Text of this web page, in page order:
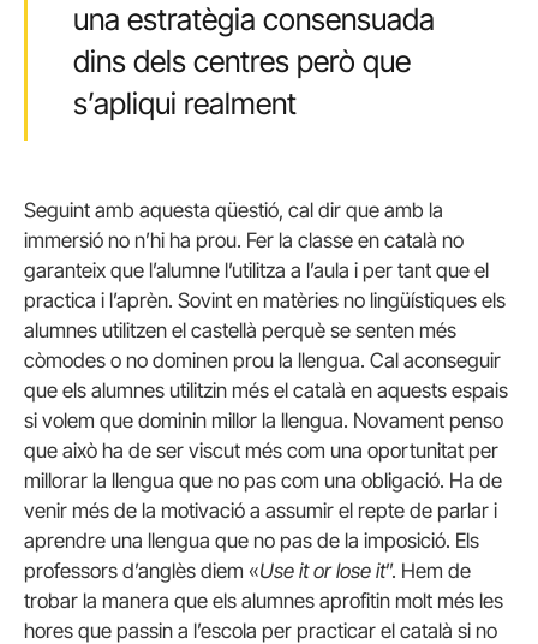
una estratègia consensuada
dins dels centres però que
s’apliqui realment
Seguint amb aquesta qüestió, cal dir que amb la
immersió no n’hi ha prou. Fer la classe en català no
garanteix que l’alumne l’utilitza a l’aula i per tant que el
practica i l’aprèn. Sovint en matèries no lingüístiques els
alumnes utilitzen el castellà perquè se senten més
còmodes o no dominen prou la llengua. Cal aconseguir
que els alumnes utilitzin més el català en aquests espais
si volem que dominin millor la llengua. Novament penso
que això ha de ser viscut més com una oportunitat per
millorar la llengua que no pas com una obligació. Ha de
venir més de la motivació a assumir el repte de parlar i
aprendre una llengua que no pas de la imposició. Els
professors d’anglès diem «Use it or lose it”. Hem de
trobar la manera que els alumnes aprofitin molt més les
hores que passin a l’escola per practicar el català si no